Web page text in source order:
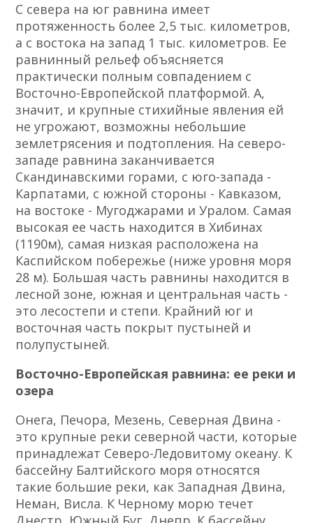
С севера на юг равнина имеет
протяженность более 2,5 тыс. километров,
а с востока на запад 1 тыс. километров. Ее
равнинный рельеф объясняется
практически полным совпадением с
Восточно-Европейской платформой. А,
значит, и крупные стихийные явления ей
не угрожают, возможны небольшие
землетрясения и подтопления. На северо-
западе равнина заканчивается
Скандинавскими горами, с юго-запада -
Карпатами, с южной стороны - Кавказом,
на востоке - Мугоджарами и Уралом. Самая
высокая ее часть находится в Хибинах
(1190м), самая низкая расположена на
Каспийском побережье (ниже уровня моря
28 м). Большая часть равнины находится в
лесной зоне, южная и центральная часть -
это лесостепи и степи. Крайний юг и
восточная часть покрыт пустыней и
полупустыней.
Восточно-Европейская равнина: ее реки и
озера
Онега, Печора, Мезень, Северная Двина -
это крупные реки северной части, которые
принадлежат Северо-Ледовитому океану. К
бассейну Балтийского моря относятся
такие большие реки, как Западная Двина,
Неман, Висла. К Черному морю течет